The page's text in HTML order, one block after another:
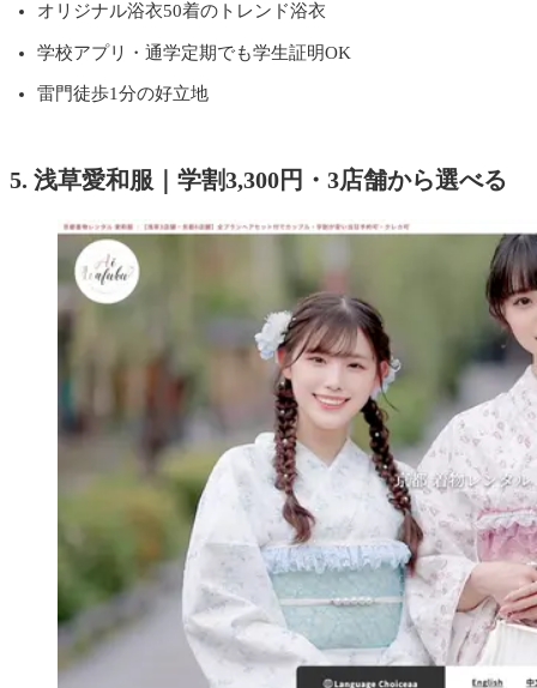
オリジナル浴衣50着のトレンド浴衣
学校アプリ・通学定期でも学生証明OK
雷門徒歩1分の好立地
5. 浅草愛和服｜学割3,300円・3店舗から選べる